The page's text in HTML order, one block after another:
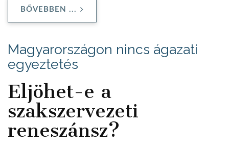
BŐVEBBEN ...
Magyarországon nincs ágazati
egyeztetés
Eljöhet-e a
szakszervezeti
reneszánsz?